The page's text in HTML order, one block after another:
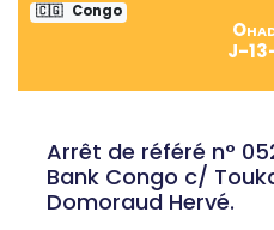
🇨🇬 Congo
J-
Arrêt de référé n°
Bank Congo c/
Domoraud Hervé.